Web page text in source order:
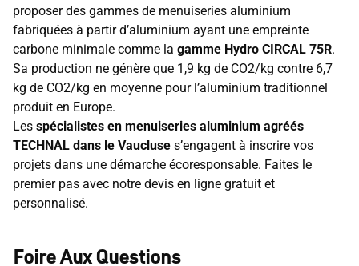
proposer des gammes de menuiseries aluminium
fabriquées à partir d’aluminium ayant une empreinte
carbone minimale comme la gamme Hydro CIRCAL 75R.
Sa production ne génère que 1,9 kg de CO2/kg contre 6,7
kg de CO2/kg en moyenne pour l’aluminium traditionnel
produit en Europe.
Les spécialistes en menuiseries aluminium agréés
TECHNAL dans le Vaucluse s’engagent à inscrire vos
projets dans une démarche écoresponsable. Faites le
premier pas avec notre devis en ligne gratuit et
personnalisé.
Foire Aux Questions